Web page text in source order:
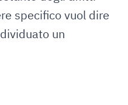
specifico vuol dire
un